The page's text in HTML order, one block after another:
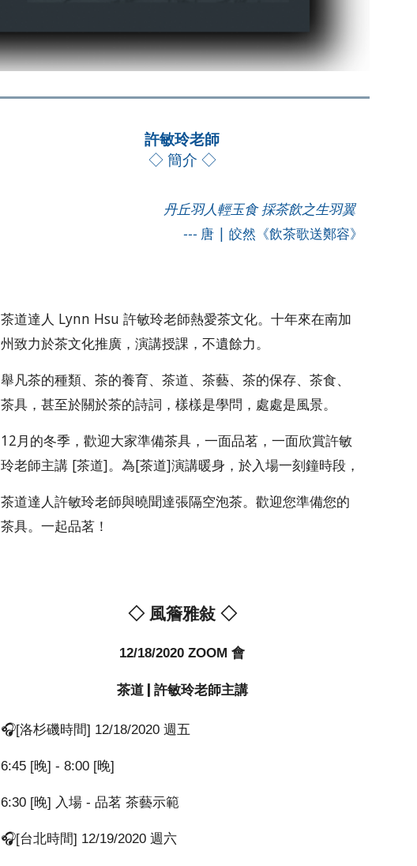
許敏玲老師
◇ 簡介 ◇
丹丘羽人輕玉食 採茶飲之生羽翼
--- 唐 | 皎然《飲茶歌送鄭容》
茶道達人 Lynn Hsu 許敏玲老師熱愛茶文化。十年來在南加
州致力於茶文化推廣，演講授課，不遺餘力。
舉凡茶的種類、茶的養育、茶道、茶藝、茶的保存、茶食、
茶具，甚至於關於茶的詩詞，樣樣是學問，處處是風景。
12月的冬季，歡迎大家準備茶具，一面品茗，一面欣賞許敏
玲老師主講 [茶道]。為[茶道]演講暖身，於入場一刻鐘時段，
茶道達人許敏玲老師與曉聞達張隔空泡茶。歡迎您準備您的
茶具。一起品茗！
◇ 風簷雅敍 ◇
12/18/2020 ZOOM 會
茶道 | 許敏玲老師主講
🎧[洛杉磯時間] 12/18/2020 週五
6:45 [晚] - 8:00 [晚]
6:30 [晚] 入場 - 品茗 茶藝示範
🎧[台北時間] 12/19/2020 週六